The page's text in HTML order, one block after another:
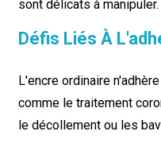
sont délicats à manipuler.
Défis Liés À
L'encre ordinaire
comme le traitement
le décollement ou les